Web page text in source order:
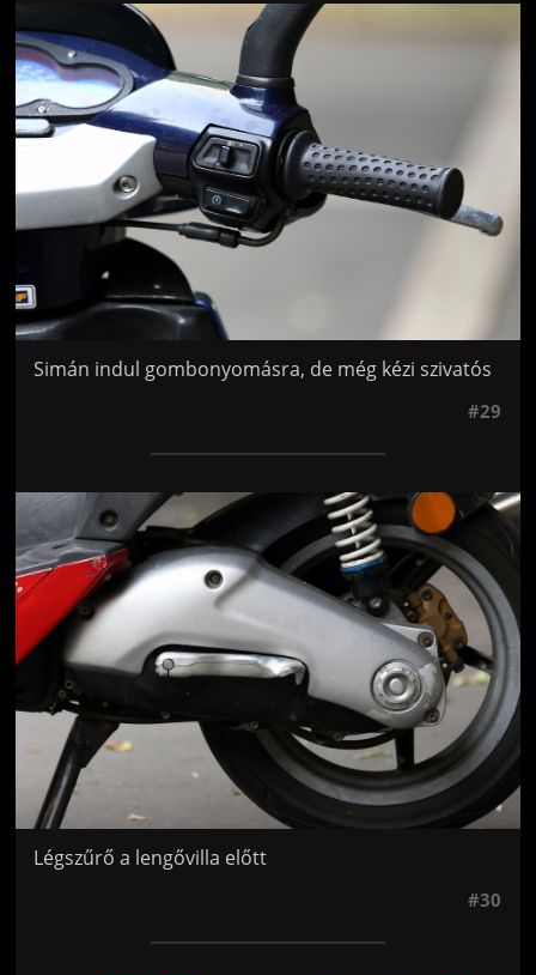
Jön még kép!
Simán indul gombonyomásra, de még kézi szivatós
#29
Jön még kép!
Légszűrő a lengővilla előtt
#30